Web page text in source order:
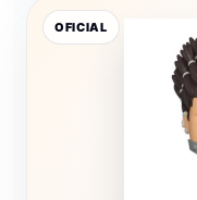
OFICIAL